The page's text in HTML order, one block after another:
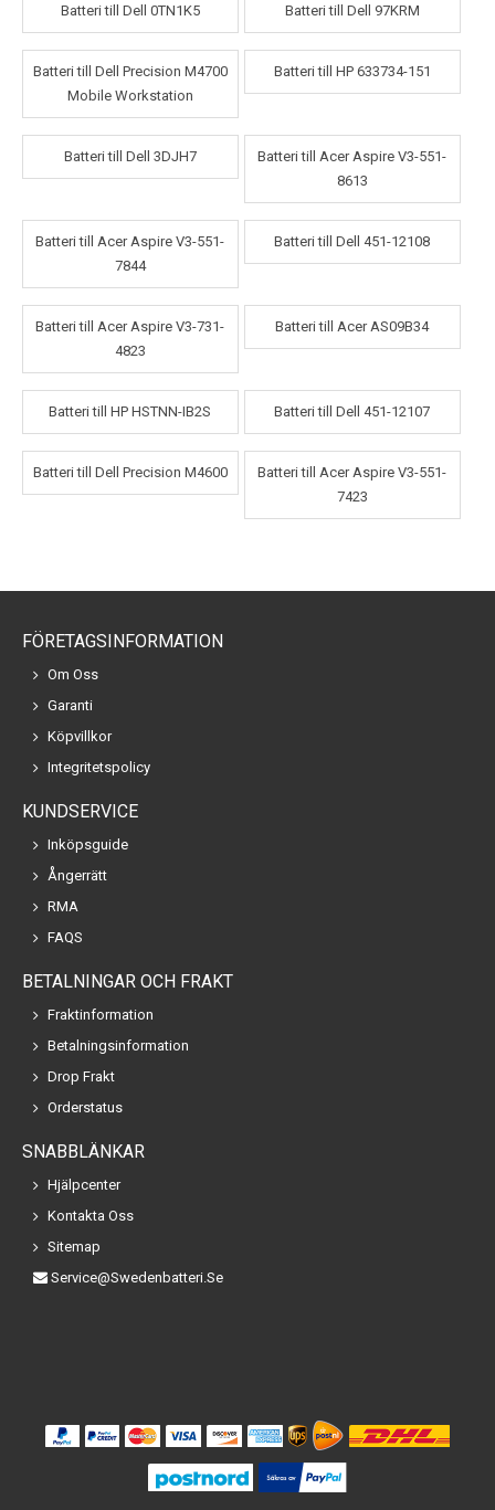
Batteri till Dell 0TN1K5 Batteri till Dell 97KRM
Batteri till Dell Precision M4700
Mobile Workstation
Batteri till HP 633734-151
Batteri till Dell 3DJH7
Batteri till Acer Aspire V3-551-
8613
Batteri till Acer Aspire V3-551-
7844
Batteri till Dell 451-12108
Batteri till Acer Aspire V3-731-
4823
Batteri till Acer AS09B34
Batteri till HP HSTNN-IB2S Batteri till Dell 451-12107
Batteri till Dell Precision M4600
Batteri till Acer Aspire V3-551-
7423
FÖRETAGSINFORMATION
Om Oss
Garanti
Köpvillkor
Integritetspolicy
KUNDSERVICE
Inköpsguide
Ångerrätt
RMA
FAQS
BETALNINGAR OCH FRAKT
Fraktinformation
Betalningsinformation
Drop Frakt
Orderstatus
SNABBLÄNKAR
Hjälpcenter
Kontakta Oss
Sitemap
Service@swedenbatteri.se